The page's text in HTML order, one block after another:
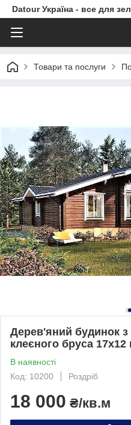
Datour Україна - все для
Товари та послуги
Дерев'яний будинок
клеєного бруса 17х12
В наявності
Код: 10200
Роздріб
18 000 ₴/кв.м